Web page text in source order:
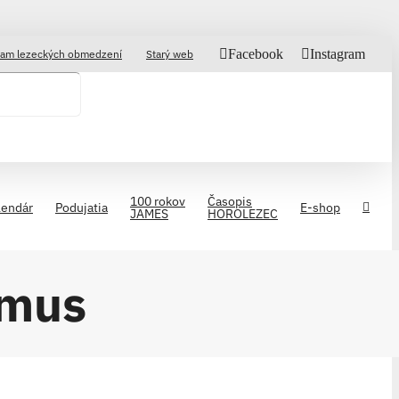
lezeckých obmedzení Starý web Facebook Instagram
Podujatia 100 rokov
JAMES
Časopis
HOROLEZEC E-shop